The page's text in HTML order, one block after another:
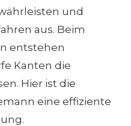
und
aus. Beim
entstehen
Kanten die
Hier ist die
eine effiziente